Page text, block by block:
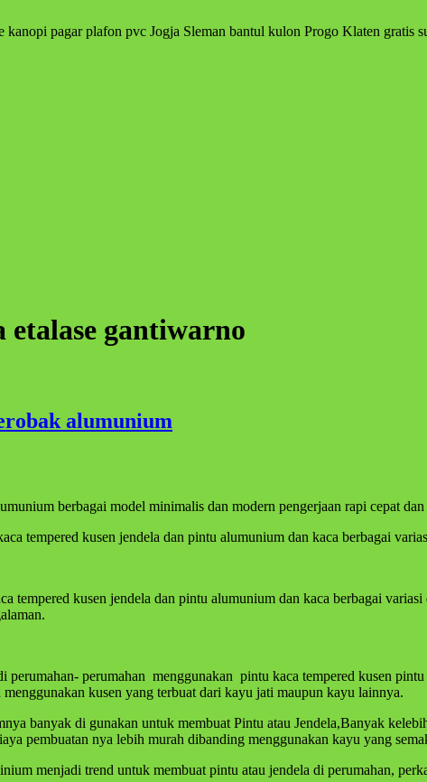
pagar plafon pvc Jogja Sleman bantul kulon Progo Klaten gratis
etalase gantiwarno
alumunium
berbagai model minimalis dan modern pengerjaan rapi cepat
tempered kusen jendela dan pintu alumunium dan kaca berbagai
tempered kusen jendela dan pintu alumunium dan kaca berbagai
perumahan menggunakan pintu kaca tempered kusen
kusen yang terbuat dari kayu jati maupun kayu lainnya.
banyak di gunakan untuk membuat Pintu atau Jendela,Banyak
pembuatan nya lebih murah dibanding menggunakan kayu yang
menjadi trend untuk membuat pintu atau jendela di perumahan,